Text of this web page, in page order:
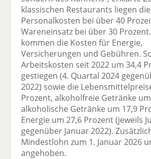
klassischen Restaurants liegen die
Personalkosten bei über 40
Wareneinsatz bei über 30
kommen die Kosten für Energie,
Versicherungen und Gebühren.
Arbeitskosten seit 2022 um 34,4
gestiegen (4. Quartal 2024
2022) sowie die
Prozent, alkoholfreie Getränke
alkoholische Getränke um 17,9
Energie um 27,6 Prozent (jeweils
gegenüber Januar 2022).
Mindestlohn zum 1. Januar 2026
angehoben.